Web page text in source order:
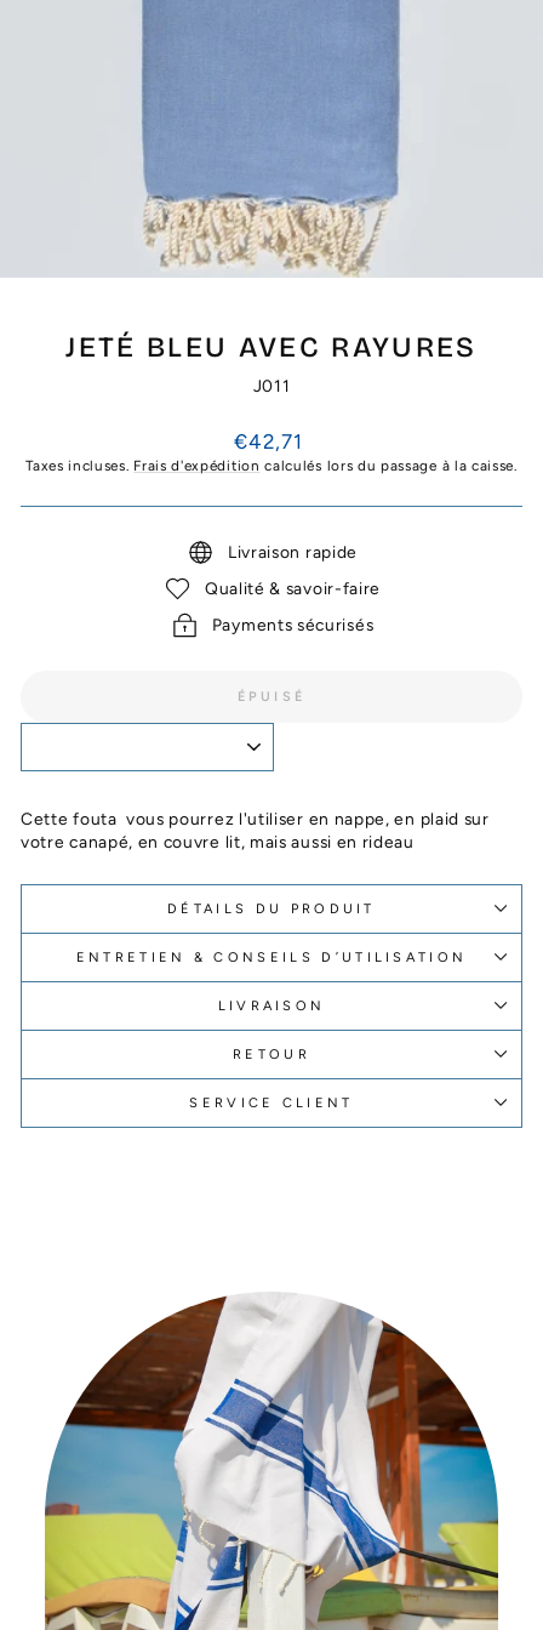
JETÉ BLEU AVEC RAYURES
J011
Prix
régulier
€42,71
Taxes incluses. Frais d'expédition calculés lors du passage à la caisse.
Livraison rapide
Qualité & savoir-faire
Payments sécurisés
ÉPUISÉ
Cette fouta vous pourrez l'utiliser en nappe, en plaid sur
votre canapé, en couvre lit, mais aussi en rideau
DÉTAILS DU PRODUIT
ENTRETIEN & CONSEILS D’UTILISATION
LIVRAISON
RETOUR
SERVICE CLIENT